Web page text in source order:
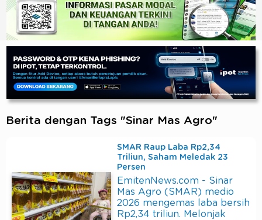
Berita dengan Tags "Sinar Mas Agro"
SMAR Raup Laba Rp2,34
Triliun, Saham Meledak 23
Persen
EmitenNews.com - Sinar
Mas Agro (SMAR) medio
2026 mengemas laba bersih
Rp2,34 triliun. Melonjak